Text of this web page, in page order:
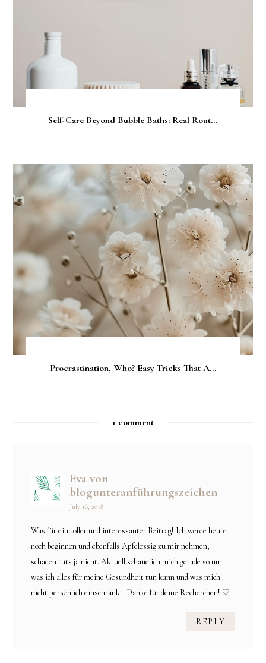
Self-Care Beyond Bubble Baths: Real Rout...
Procrastination, Who? Easy Tricks That A...
1 comment
Eva von
blogunteranführungszeichen
July 16, 2018
Was für ein toller und interessanter Beitrag! Ich werde heute
noch beginnen und ebenfalls Apfelessig zu mir nehmen,
schaden tuts ja nicht. Aktuell schaue ich mich gerade so um
was ich alles für meine Gesundheit tun kann und was mich
nicht persönlich einschränkt. Danke für deine Recherchen! ♡
REPLY